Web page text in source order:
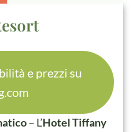
e prezzi su
– L’Hotel Tiffany